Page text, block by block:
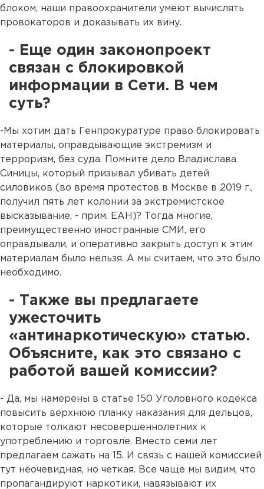
блоком, наши правоохранители умеют вычислять
провокаторов и доказывать их вину.
- Еще один законопроект
связан с блокировкой
информации в Сети. В чем
суть?
-Мы хотим дать Генпрокуратуре право блокировать
материалы, оправдывающие экстремизм и
терроризм, без суда. Помните дело Владислава
Синицы, который призывал убивать детей
силовиков (во время протестов в Москве в 2019 г.,
получил пять лет колонии за экстремистское
высказывание, - прим. ЕАН)? Тогда многие,
преимущественно иностранные СМИ, его
оправдывали, и оперативно закрыть доступ к этим
материалам было нельзя. А мы считаем, что это было
необходимо.
- Также вы предлагаете
ужесточить
«антинаркотическую» статью.
Объясните, как это связано с
работой вашей комиссии?
- Да, мы намерены в статье 150 Уголовного кодекса
повысить верхнюю планку наказания для дельцов,
которые толкают несовершеннолетних к
употреблению и торговле. Вместо семи лет
предлагаем сажать на 15. И связь с нашей комиссией
тут неочевидная, но четкая. Все чаще мы видим, что
пропагандируют наркотики, навязывают их